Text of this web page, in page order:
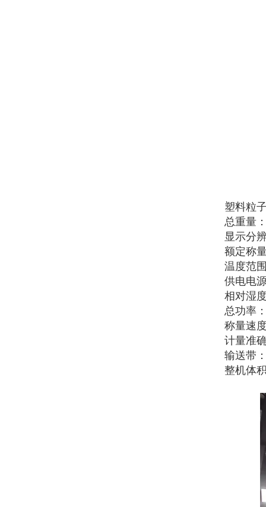
塑料粒
总重量
显示分
额定称
温度范
供电电
相对湿
总功率
称量速
计量准
输送带
整机体